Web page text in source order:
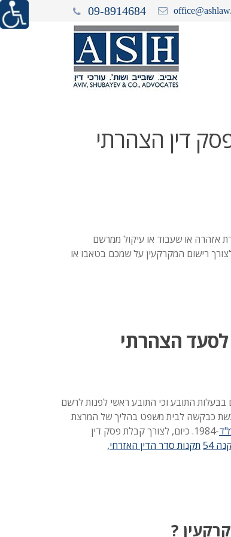
09-8914684
דין הצהרתי
אזהרה או שעבוד או עיקול ממרשם
רישום המקרקעין על שמכם בטאבו או
לסעד הצהרתי
התובע וכי התובע ראשי לפנות לרשם
כבקשה לבית משפט בהליך של המרצת
-1984. כיום, לצורך קבלת פסק דין
54
תקנות סדר הדין האזרחי,
?